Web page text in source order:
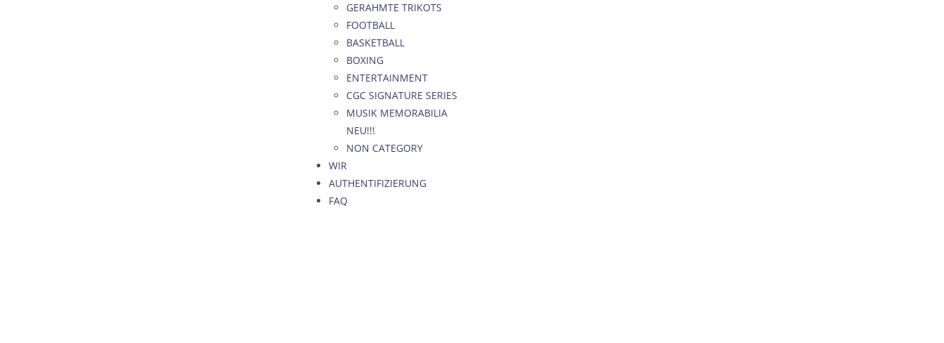
GERAHMTE TRIKOTS
FOOTBALL
BASKETBALL
BOXING
ENTERTAINMENT
CGC SIGNATURE SERIES
MUSIK MEMORABILIA
NEU!!!
NON CATEGORY
WIR
AUTHENTIFIZIERUNG
FAQ